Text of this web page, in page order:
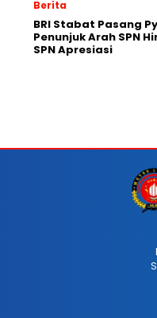
Berita
BRI Stabat Pasang
Penunjuk Arah SPN
SPN Apresiasi